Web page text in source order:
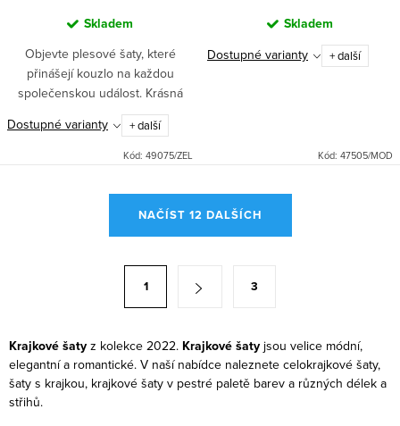
Skladem
Objevte plesové šaty, které
přinášejí kouzlo na každou
společenskou událost. Krásná
tmavě zelená barva a romantická
krajka z těchto šatů dělají
nezapomenutelný kousek pro
Dostupné varianty + další
Kód: 49075/ZEL
Skladem
Dostupné varianty + další
Kód: 47505/MOD
c
í
p
r
NAČÍST 12 DALŠÍCH
á
n
k
1 3
Krajkové šaty z kolekce 2022. Krajkové šaty jsou velice módní,
elegantní a romantické. V naší nabídce naleznete celokrajkové šaty,
šaty s krajkou, krajkové šaty v pestré paletě barev a různých délek a
střihů.